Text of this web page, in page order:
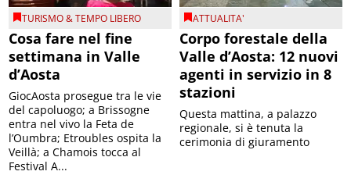
TURISMO & TEMPO LIBERO
Cosa fare nel fine
settimana in Valle
d’Aosta
GiocAosta prosegue tra le vie
del capoluogo; a Brissogne
entra nel vivo la Feta de
l’Oumbra; Etroubles ospita la
Veillà; a Chamois tocca al
Festival A...
ATTUALITA'
Corpo forestale della
Valle d’Aosta: 12 nuovi
agenti in servizio in 8
stazioni
Questa mattina, a palazzo
regionale, si è tenuta la
cerimonia di giuramento